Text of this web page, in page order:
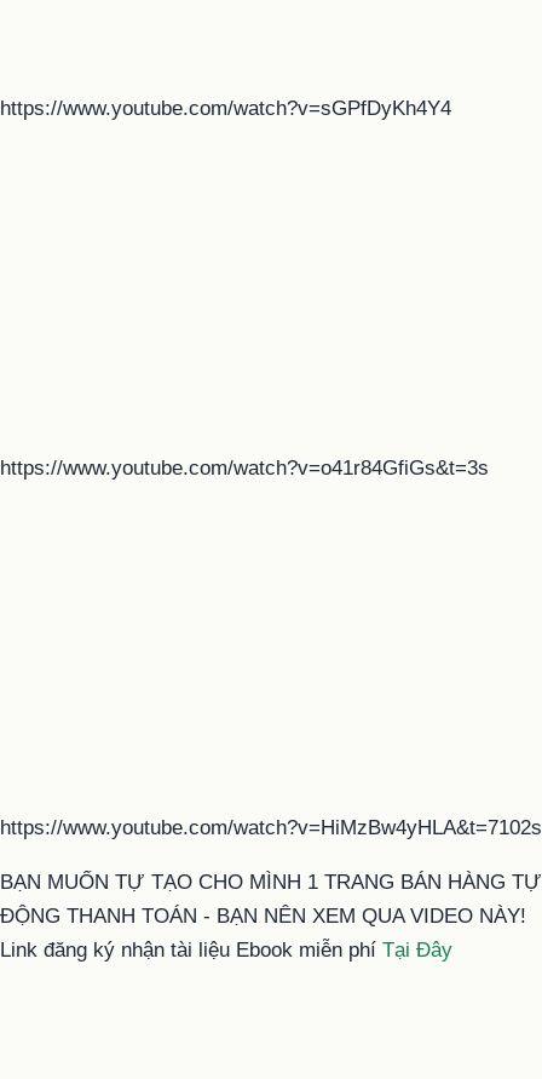
https://www.youtube.com/watch?v=sGPfDyKh4Y4
https://www.youtube.com/watch?v=o41r84GfiGs&t=3s
https://www.youtube.com/watch?v=HiMzBw4yHLA&t=7102s
BẠN MUỐN TỰ TẠO CHO MÌNH 1 TRANG BÁN HÀNG TỰ
ĐỘNG THANH TOÁN - BẠN NÊN XEM QUA VIDEO NÀY!
Link đăng ký nhận tài liệu Ebook miễn phí Tại Đây